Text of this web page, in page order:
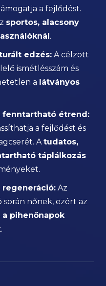
a fejlődést.
sportos, alacsony
.
edzés:A célzott
ismétlésszám és
a látványos
fenntartható étrend:
a fejlődést és
Atudatos,
táplálkozás
regeneráció:Az
során nőnek, ezért az
pihenőnapok